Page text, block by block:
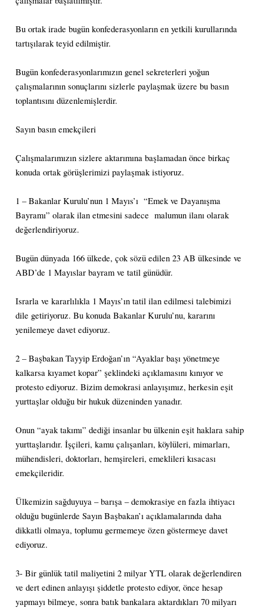
Bu ortak irade bugün konfederasyonların en yetkili kurullarında
tartışılarak teyid edilmiştir.
Bugün konfederasyonlarımızın genel sekreterleri yoğun
çalışmalarının sonuçlarını sizlerle paylaşmak üzere bu basın
toplantısını düzenlemişlerdir.
Sayın basın emekçileri
Çalışmalarımızın sizlere aktarımına başlamadan önce birkaç
konuda ortak görüşlerimizi paylaşmak istiyoruz.
1 – Bakanlar Kurulu’nun 1 Mayıs’ı “Emek ve Dayanışma
Bayramı” olarak ilan etmesini sadece malumun ilanı olarak
değerlendiriyoruz.
Bugün dünyada 166 ülkede, çok sözü edilen 23 AB ülkesinde ve
ABD’de 1 Mayıslar bayram ve tatil günüdür.
Israrla ve kararlılıkla 1 Mayıs’ın tatil ilan edilmesi talebimizi
dile getiriyoruz. Bu konuda Bakanlar Kurulu’nu, kararını
yenilemeye davet ediyoruz.
2 – Başbakan Tayyip Erdoğan’ın “Ayaklar başı yönetmeye
kalkarsa kıyamet kopar” şeklindeki açıklamasını kınıyor ve
protesto ediyoruz. Bizim demokrasi anlayışımız, herkesin eşit
yurttaşlar olduğu bir hukuk düzeninden yanadır.
Onun “ayak takımı” dediği insanlar bu ülkenin eşit haklara sahip
yurttaşlarıdır. İşçileri, kamu çalışanları, köylüleri, mimarları,
mühendisleri, doktorları, hemşireleri, emeklileri kısacası
emekçileridir.
Ülkemizin sağduyuya – barışa – demokrasiye en fazla ihtiyacı
olduğu bugünlerde Sayın Başbakan’ı açıklamalarında daha
dikkatli olmaya, toplumu germemeye özen göstermeye davet
ediyoruz.
3- Bir günlük tatil maliyetini 2 milyar YTL olarak değerlendiren
ve dert edinen anlayışı şiddetle protesto ediyor, önce hesap
yapmayı bilmeye, sonra batık bankalara aktardıkları 70 milyarı